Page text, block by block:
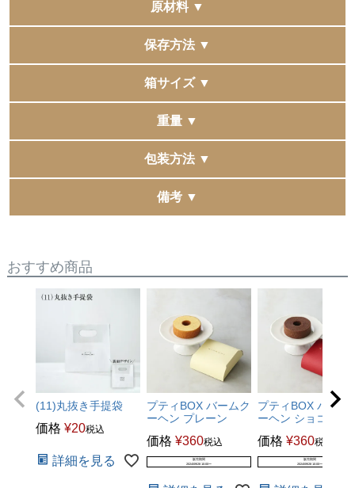
原材料 ▼
卵（国産）、アーモンドマジパン、バター、小麦粉、砂
糖、蜂蜜、オレンジペースト、乳等を主要原料とする食
品、転化糖、オリゴ糖、アーモンドパウダー、オレンジ
ピール、レモン果汁／膨脹剤
保存方法 ▼
直射日光、高温多湿の場所を避けて保存してください。
箱サイズ ▼
重量 ▼
包装方法 ▼
こちらの商品はご覧頂いているものが最終包装形態とな
り、ラッピング・熨斗掛けはできません。 予めご了承下
備考 ▼
発生し、 正常に購入できた場合でも在庫切れとなる場合
がございます。
予めご了承くださいませ。
おすすめ商品
(11)丸抜き手提袋
価格 ¥20税込
詳細を見る
プティBOX バームク
ーヘン プレーン
価格 ¥360税込
販売期間
2024/09/28 10:00〜
プティBOX バーム
ーヘン ショコラ
価格 ¥360税込
販売期間
2024/09/28 10:00〜